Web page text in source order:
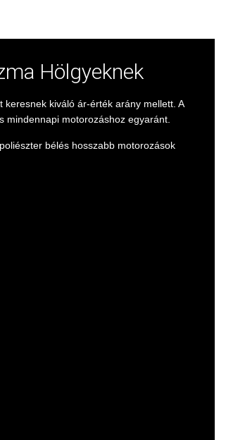
Hölgyeknek
kiváló ár-érték arány mellett. A
motorozáshoz egyaránt.
bélés hosszabb motorozások